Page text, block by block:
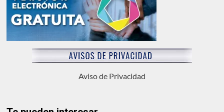
Aviso de Privacidad